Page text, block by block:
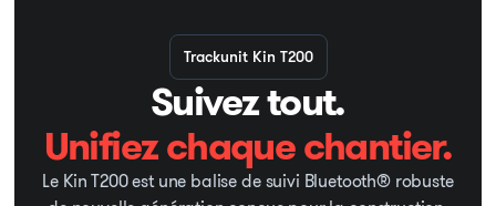
Trackunit Kin T200
Suivez tout.
Unifiez chaque chantier.
Le Kin T200 est une balise de suivi Bluetooth® robuste